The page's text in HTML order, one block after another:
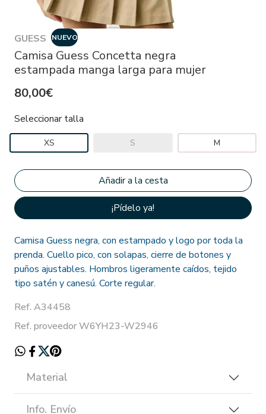
GUESS NUEVO
Camisa Guess Concetta negra
estampada manga larga para mujer
80,00€
Seleccionar talla
XS S M
¡Pídelo ya!
Camisa Guess negra, con estampado y logo por toda la
prenda. Cuello pico, con solapas, cierre de botones y
puños ajustables. Hombros ligeramente caídos, tejido
tipo satén y canesú. Corte regular.
Ref. A34458
Ref. proveedor W6YH23-W2946
Material
Info. Envío